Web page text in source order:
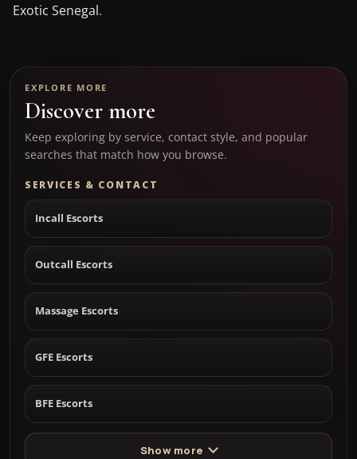
Exotic Senegal.
EXPLORE MORE
Discover more
Keep exploring by service, contact style, and popular
searches that match how you browse.
SERVICES & CONTACT
Incall Escorts
Outcall Escorts
Massage Escorts
GFE Escorts
BFE Escorts
Show more